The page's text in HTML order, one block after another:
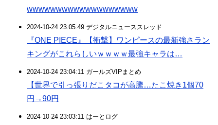
wwwwwwwwwwwwwwwwwww
2024-10-24 23:05:49 デジタルニューススレッド
『ONE PIECE』【衝撃】ワンピースの最新強さラン
キングがこれらしいｗｗｗｗ最強キャラは…
2024-10-24 23:04:11 ガールズVIPまとめ
【世界で引っ張りだこタコが高騰…たこ焼き1個70
円→90円
2024-10-24 23:03:11 はーとログ